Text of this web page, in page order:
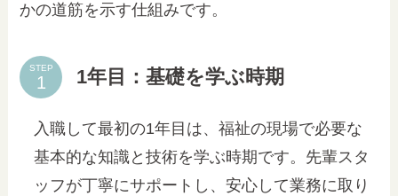
かの道筋を示す仕組みです。
STEP 1年目：基礎を学ぶ時期
入職して最初の1年目は、福祉の現場で必要な
基本的な知識と技術を学ぶ時期です。先輩スタ
ッフが丁寧にサポートし、安心して業務に取り